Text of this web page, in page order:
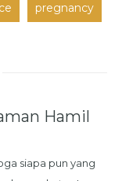
pregnancy
Hamil
siapa pun yang